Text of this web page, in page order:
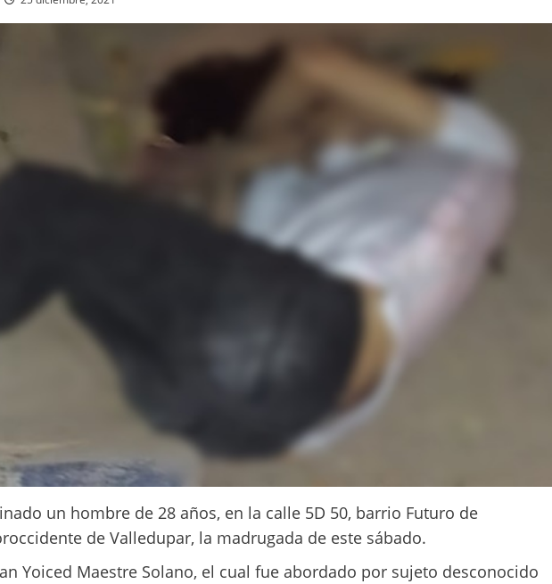
un hombre de 28 años, en la calle 5D 50, barrio Futuro de
de Valledupar, la madrugada de este sábado.
Yoiced Maestre Solano, el cual fue abordado por sujeto desconocido